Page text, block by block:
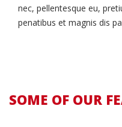
nec, pellentesque eu,
penatibus et magnis dis
SOME OF OUR